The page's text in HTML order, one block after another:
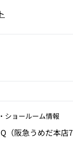
ショールーム情報
（阪急うめだ本店